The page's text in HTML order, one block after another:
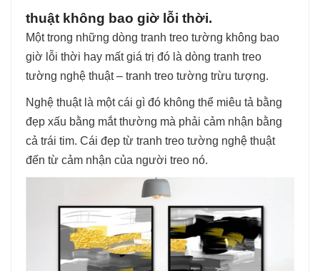
thuật không bao giờ lỗi thời.
Một trong những dòng tranh treo tường không bao
giờ lỗi thời hay mất giá trị đó là dòng tranh treo
tường nghệ thuật – tranh treo tường trừu tượng.
Nghệ thuật là một cái gì đó không thể miêu tả bằng
đẹp xấu bằng mắt thường mà phải cảm nhận bằng
cả trái tim. Cái đẹp từ tranh treo tường nghệ thuật
đến từ cảm nhận của người treo nó.